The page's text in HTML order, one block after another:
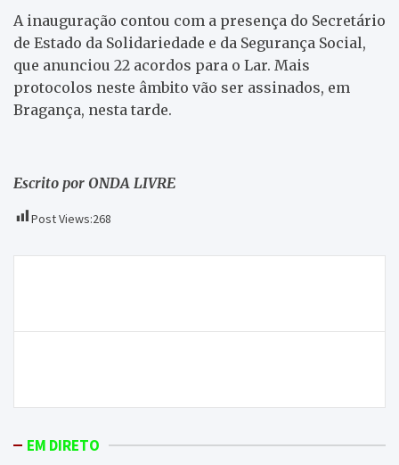
A inauguração contou com a presença do Secretário
de Estado da Solidariedade e da Segurança Social,
que anunciou 22 acordos para o Lar. Mais
protocolos neste âmbito vão ser assinados, em
Bragança, nesta tarde.
Escrito por ONDA LIVRE
Post Views:268
artigos
EM DIRETO